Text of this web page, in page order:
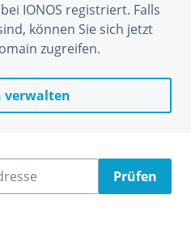
IONOS registriert. Falls
können Sie sich jetzt
zugreifen.
verwalten
Prüfen